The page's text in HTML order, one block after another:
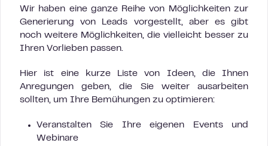
Wir haben eine ganze Reihe von Möglichkeiten zur
Generierung von Leads vorgestellt, aber es gibt
noch weitere Möglichkeiten, die vielleicht besser zu
Ihren Vorlieben passen.
Hier ist eine kurze Liste von Ideen, die Ihnen
Anregungen geben, die Sie weiter ausarbeiten
sollten, um Ihre Bemühungen zu optimieren:
Veranstalten Sie Ihre eigenen Events und
Webinare